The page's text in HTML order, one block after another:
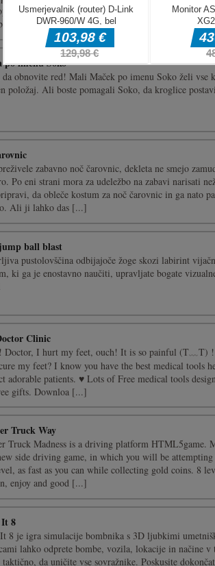
o parkiranju. V trgovini imamo za vas 12
zaslužene kovance, da ji [...]
po imenu Soko
da obnovite red! Mali Maček po imenu Soko želi vse
položaj. Ali boste pomagali Soko, da kroglice
zabavno noč čarovnic, dekleta ne smejo
Po eni strani mora za udeležbo na zabavi narisati
da obleče kostum za noč čarovnic in ga nato
Ali ji lahko das [...]
ball blast
pustolovščina odbijajoče žoge skozi labirint
ki ga je enostavno naučiti, upravljate bogate
Clinic
Doctor, I hurt my feet, ouch! It is so painful (T﹏T) !
my feet? I know you have the best medical tools
adorable patients. ♥ Lots of Free medical tools
gifts. Downloa [...]
Truck Way
Truck Madness is a driving platform HTML5game.
side driving game, in which you will be
as fast as you can while collecting gold coins. 8
enjoy and good [...]
8
8 je igra simulacije bombnika s 3D ljubkimi
lahko odprete bombe, vozila, lokacije in načine
taktično, da uničite vse sovražnike. Poskusite